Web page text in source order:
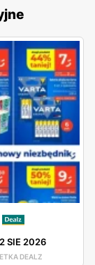
SIE 2026
DEALZ